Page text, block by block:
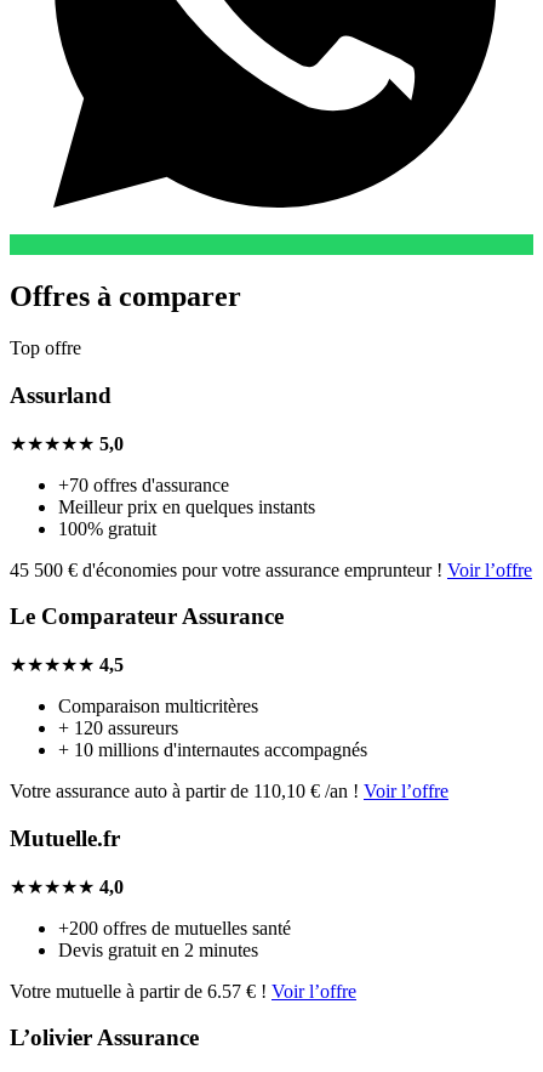
Offres à comparer
Top offre
Assurland
★★★★★ 5,0
+70 offres d'assurance
Meilleur prix en quelques instants
100% gratuit
45 500 € d'économies pour votre assurance emprunteur ! Voir l’offre
Le Comparateur Assurance
★★★★★ 4,5
Comparaison multicritères
+ 120 assureurs
+ 10 millions d'internautes accompagnés
Votre assurance auto à partir de 110,10 € /an ! Voir l’offre
Mutuelle.fr
★★★★★ 4,0
+200 offres de mutuelles santé
Devis gratuit en 2 minutes
Votre mutuelle à partir de 6.57 € ! Voir l’offre
L’olivier Assurance